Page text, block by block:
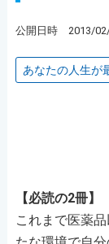
公開日時 2013/
あなたの人生が
【必読の2冊】
これまで医薬